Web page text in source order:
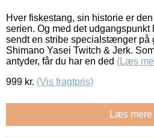
Hver fiskestang, sin historie er
serien. Og med det udgangspunkt
sendt en stribe specialstænger på
Shimano Yasei Twitch & Jerk.
antyder, får du har en ded (Læs
999 kr. (Vis fragtpris)
Læs mere